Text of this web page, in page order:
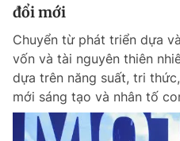
Chuyên mục khác
Chào ngày mới
Đổi mật khẩu
Tin đã lưu
Tin đã xem
Đăng xuất
đổi mới
Chuyển từ phát triển dựa
vốn và tài nguyên thiên
dựa trên năng suất, tri
mới sáng tạo và nhân tố